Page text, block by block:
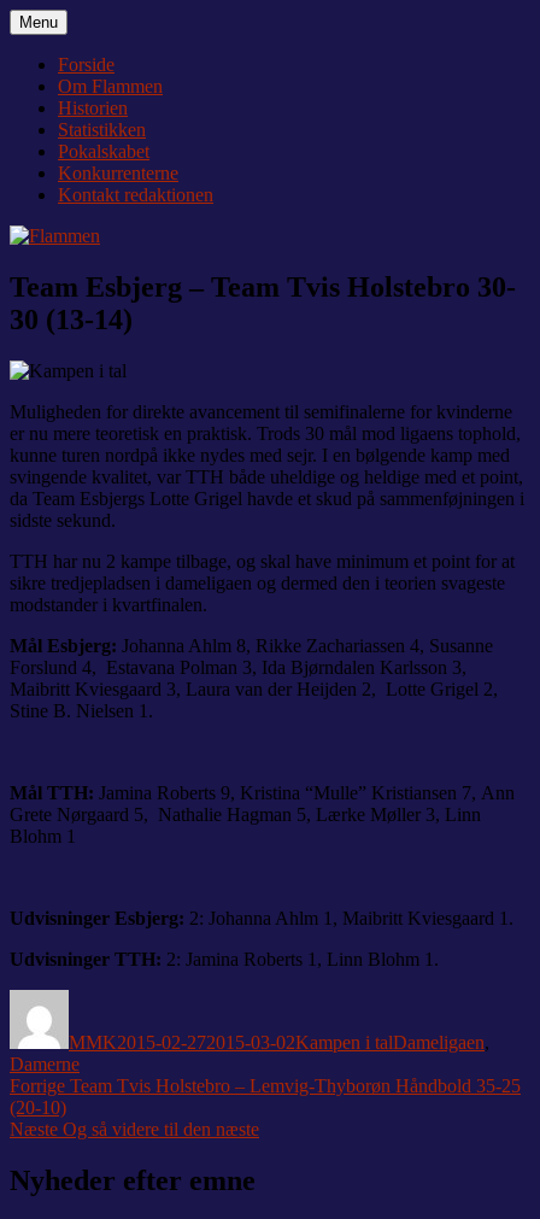
Videre
til
indhold
Flammen
Nyheder og debat om Team Tvis Holstebro
Menu
Forside
Om Flammen
Historien
Statistikken
Pokalskabet
Konkurrenterne
Kontakt redaktionen
Team Esbjerg – Team Tvis Holstebro 30-
30 (13-14)
Muligheden for direkte avancement til semifinalerne for kvinderne
er nu mere teoretisk en praktisk. Trods 30 mål mod ligaens tophold,
kunne turen nordpå ikke nydes med sejr. I en bølgende kamp med
svingende kvalitet, var TTH både uheldige og heldige med et point,
da Team Esbjergs Lotte Grigel havde et skud på sammenføjningen i
sidste sekund.
TTH har nu 2 kampe tilbage, og skal have minimum et point for at
sikre tredjepladsen i dameligaen og dermed den i teorien svageste
modstander i kvartfinalen.
Mål Esbjerg: Johanna Ahlm 8, Rikke Zachariassen 4, Susanne
Forslund 4, Estavana Polman 3, Ida Bjørndalen Karlsson 3,
Maibritt Kviesgaard 3, Laura van der Heijden 2, Lotte Grigel 2,
Stine B. Nielsen 1.
Mål TTH: Jamina Roberts 9, Kristina “Mulle” Kristiansen 7, Ann
Grete Nørgaard 5, Nathalie Hagman 5, Lærke Møller 3, Linn
Blohm 1
Udvisninger Esbjerg: 2: Johanna Ahlm 1, Maibritt Kviesgaard 1.
Udvisninger TTH: 2: Jamina Roberts 1, Linn Blohm 1.
MMK2015-02-272015-03-02Kampen i talDameligaen,
Damerne
Indlægsnavigation
Forrige Forrige
Team Tvis Holstebro – Lemvig-Thyborøn Håndbold 35-25
(20-10)
Næste Næste
Og så videre til den næste
Nyheder efter emne